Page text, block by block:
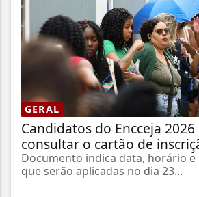
GERAL
Candidatos do Encceja
consultar o cartão de
Documento indica data, horário e
que serão aplicadas no dia 23...